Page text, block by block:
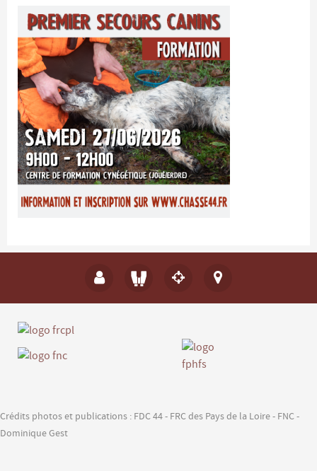
Crédits photos et publications : FDC 44 - FRC des Pays de la Loire - FNC -
Dominique Gest